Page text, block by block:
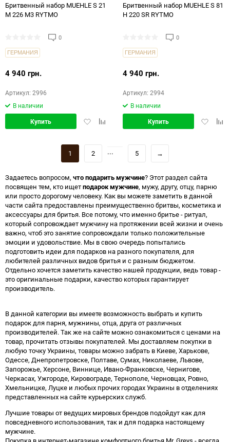
Бритвенный набор MUEHLE S 21
M 226 M3 RYTMO
0
ГЕРМАНИЯ
4 940 грн.
Артикул: 2996
В наличии
ДобавитьДобавить
Купить
Бритвенный набор MUEHLE S 81
H 220 SR RYTMO
0
ГЕРМАНИЯ
4 940 грн.
Артикул: 2994
В наличии
Купить
1 2 ... 5 →
Задаетесь вопросом, что подарить мужчине? Этот раздел сайта
посвящен тем, кто ищетподарок мужчине, мужу, другу, отцу, парню
или просто дорогому человеку. Как вы можете заметить в данной
части сайта предоставлены преимущественно бритвы, косметика и
аксессуары для бритья. Все потому, что именно бритье - ритуал,
который сопровождает мужчину на протяжении всей жизни и очень
важно, чтоб это занятие сопровождали только положительные
эмоции и удовольствие. Мы в свою очередь попытались
подготовить идеи для подарков на разного покупателя, для
любителей различных видов бритья и с разным бюджетом.
Отдельно хочется заметить качество нашей продукции, ведь товар -
это оригинальные подарки, качество которых гарантирует
производитель.
В данной категории вы имеете возможность выбрать и купить
подарок для парня, мужнины, отца, друга от различных
производителей. Так же на сайте можно ознакомиться с ценами на
товар, прочитать отзывы покупателей. Мы доставляем покупки в
любую точку Украины, товары можно забрать в Киеве, Харькове,
Одессе, Днепропетровске, Полтаве, Сумах, Николаеве, Львове,
Запорожье, Херсоне, Виннице, Ивано-Франковске, Чернигове,
Черкасах, Ужгороде, Кировограде, Тернополе, Черновцах, Ровно,
Хмельницке, Луцке и любых прочих городах Украины в отделениях
представленных на сайте курьерских служб.
Лучшие товары от ведущих мировых брендов подойдут как для
повседневного использования, так и для подарка настоящему
мужчине.